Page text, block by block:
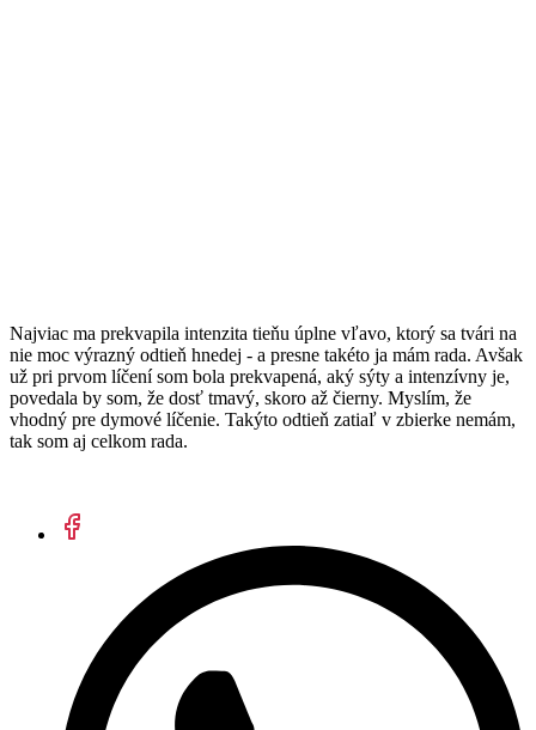
Najviac ma prekvapila intenzita tieňu úplne vľavo, ktorý sa tvári na
nie moc výrazný odtieň hnedej - a presne takéto ja mám rada. Avšak
už pri prvom líčení som bola prekvapená, aký sýty a intenzívny je,
povedala by som, že dosť tmavý, skoro až čierny. Myslím, že
vhodný pre dymové líčenie. Takýto odtieň zatiaľ v zbierke nemám,
tak som aj celkom rada.